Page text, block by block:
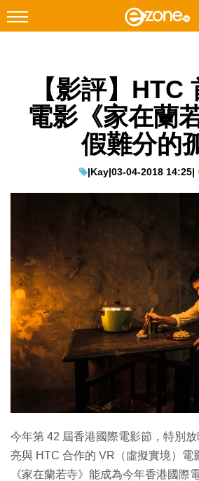
Facebook Instagram
科技焦點
教學評測
生成式AI與雲端應用
Enterprise Digital Transformation
特集
【影評】HTC
電影《家在蘭
假難分的
|Kay|03-04-2018 14:25|
今年第 42 屆香港國際電影節，特別
亮與 HTC 合作的 VR（虛擬實境）電
《家在蘭若寺》能成為今年香港國際